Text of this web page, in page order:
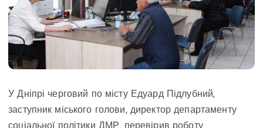
У Дніпрі черговий по місту Едуард Підлубний,
заступник міського голови, директор департаменту